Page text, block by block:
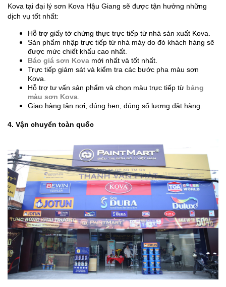
Kova tại đại lý sơn Kova Hậu Giang sẽ được tận hưởng những
dịch vụ tốt nhất:
Hỗ trợ giấy tờ chứng thực trực tiếp từ nhà sản xuất Kova.
Sản phẩm nhập trực tiếp từ nhà máy do đó khách hàng sẽ
được mức chiết khấu cao nhất.
Báo giá sơn Kova mới nhất và tốt nhất.
Trực tiếp giám sát và kiểm tra các bước pha màu sơn
Kova.
Hỗ trợ tư vấn sản phẩm và chọn màu trực tiếp từ bảng
màu sơn Kova
Giao hàng tận nơi, đúng hẹn, đúng số lượng đặt hàng.
4. Vận chuyển toàn quốc